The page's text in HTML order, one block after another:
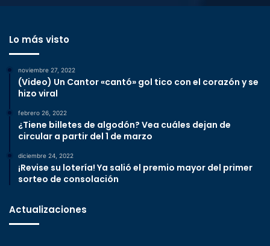
Lo más visto
noviembre 27, 2022
(Video) Un Cantor «cantó» gol tico con el corazón y se
hizo viral
febrero 26, 2022
¿Tiene billetes de algodón? Vea cuáles dejan de
circular a partir del 1 de marzo
diciembre 24, 2022
¡Revise su lotería! Ya salió el premio mayor del primer
sorteo de consolación
Actualizaciones